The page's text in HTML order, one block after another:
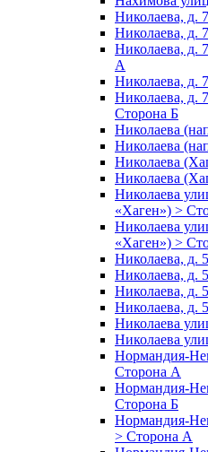
Николаева, д.
Николаева, д.
Николаева, д.
А
Николаева, д.
Николаева, д.
Сторона Б
Николаева
Николаева
Николаева
Николаева
Николаева
«Хаген») >
Николаева
«Хаген») >
Николаева, д.
Николаева, д.
Николаева, д.
Николаева, д.
Николаева
Николаева
Нормандия-
Сторона А
Нормандия-
Сторона Б
Нормандия-
> Сторона А